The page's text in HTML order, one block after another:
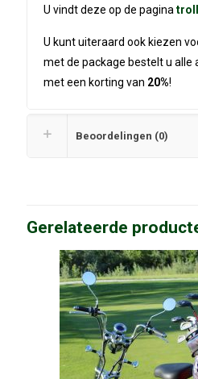
U vindt deze op de pagina
U kunt uiteraard ook kiezen
met de package bestelt u alle
met een korting van 20%!
Beoordelingen (0)
Gerelateerde